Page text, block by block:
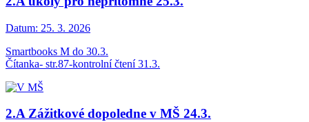
Datum: 25. 3. 2026
Smartbooks M do 30.3.
Čítanka- str.87-kontrolní čtení 31.3.
2.A Zážitkové dopoledne v MŠ 24.3.